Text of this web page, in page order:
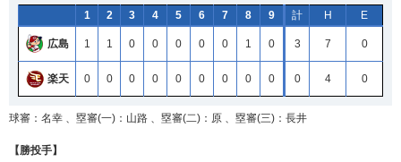
1 2 3 4 5 6 7 8 9 計 H E
広島 1 1 0 0 0 0 0 1 0 3 7 0
楽天 0 0 0 0 0 0 0 0 0 0 4 0
球審：名幸 、塁審(一)：山路 、塁審(二)：原 、塁審(三)：長井
【勝投手】